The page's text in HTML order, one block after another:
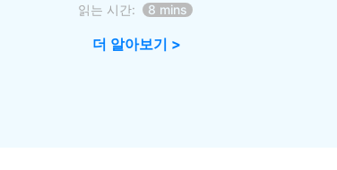
모든 핸드폰 문제를 해결하는 올인원
핸드폰 스위처
읽는 시간: 8 mins
더 알아보기 >